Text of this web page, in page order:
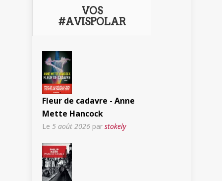
VOS
#AVISPOLAR
Fleur de cadavre - Anne
Mette Hancock
Le 5 août 2026 par stokely